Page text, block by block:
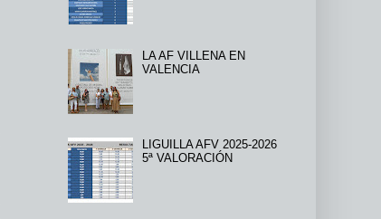
LA AF VILLENA EN
VALENCIA
LIGUILLA AFV 2025-2026
5ª VALORACIÓN